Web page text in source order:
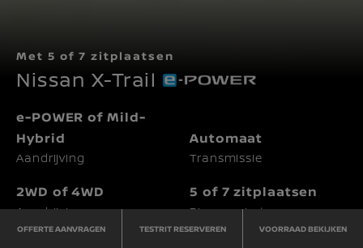
Met 5 of 7 zitplaatsen
Nissan X-Trail
e-POWER of Mild-
Hybrid
Aandrijving
Automaat
Transmissie
2WD of 4WD
Aandrijving
5 of 7 zitplaatsen
Binnenruimte
OFFERTE AANVRAGEN TESTRIT RESERVEREN VOORRAAD BEKIJKEN